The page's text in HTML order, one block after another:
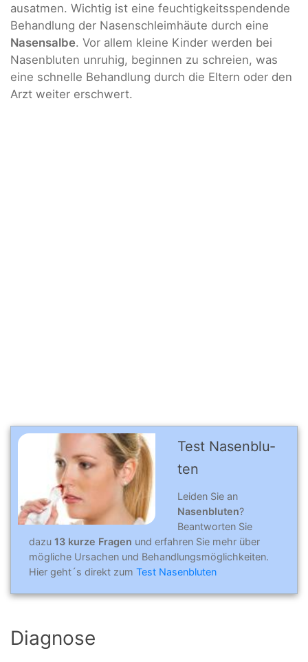
ausatmen. Wichtig ist eine feuchtigkeitsspendende
Behandlung der Nasenschleimhäute durch eine
Nasensalbe. Vor allem kleine Kinder werden bei
Nasenbluten unruhig, beginnen zu schreien, was
eine schnelle Behandlung durch die Eltern oder den
Arzt weiter erschwert.
Test Nasenblu­
ten
Leiden Sie an
Nasenbluten?
Beantworten Sie
dazu 13 kurze Fragen und erfahren Sie mehr über
mögliche Ursachen und Behandlungsmöglichkeiten.
Hier geht´s direkt zum Test Nasenbluten
Diagnose